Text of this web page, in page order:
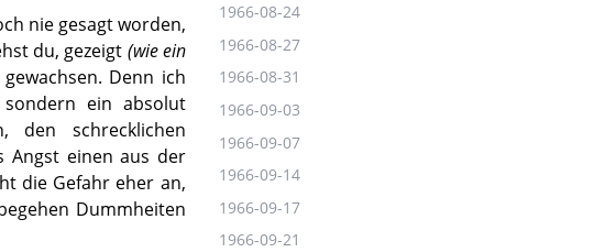
1966-08-24
1966-08-27
1966-08-31
1966-09-03
1966-09-07
1966-09-14
1966-09-17
1966-09-21
nie gesagt worden,
du, gezeigt (wie ein
Denn ich
ein absolut
den schrecklichen
Angst einen aus der
die Gefahr eher an,
Dummheiten